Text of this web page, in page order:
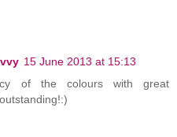
15 June 2013 at 15:13
of the colours with great